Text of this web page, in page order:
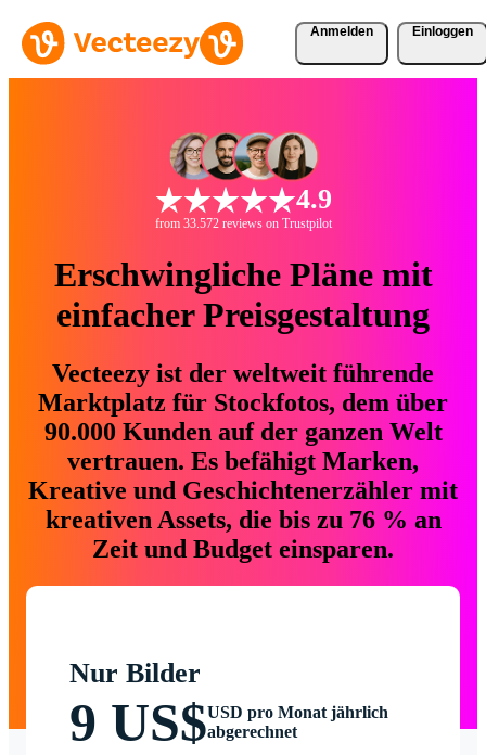
Anmelden Einloggen
4.9
from 33.572 reviews on Trustpilot
Erschwingliche Pläne mit
einfacher Preisgestaltung
Vecteezy ist der weltweit führende
Marktplatz für Stockfotos, dem über
90.000 Kunden auf der ganzen Welt
vertrauen. Es befähigt Marken,
Kreative und Geschichtenerzähler mit
kreativen Assets, die bis zu 76 % an
Zeit und Budget einsparen.
Nur Bilder
9 US$USD pro Monat jährlich
abgerechnet